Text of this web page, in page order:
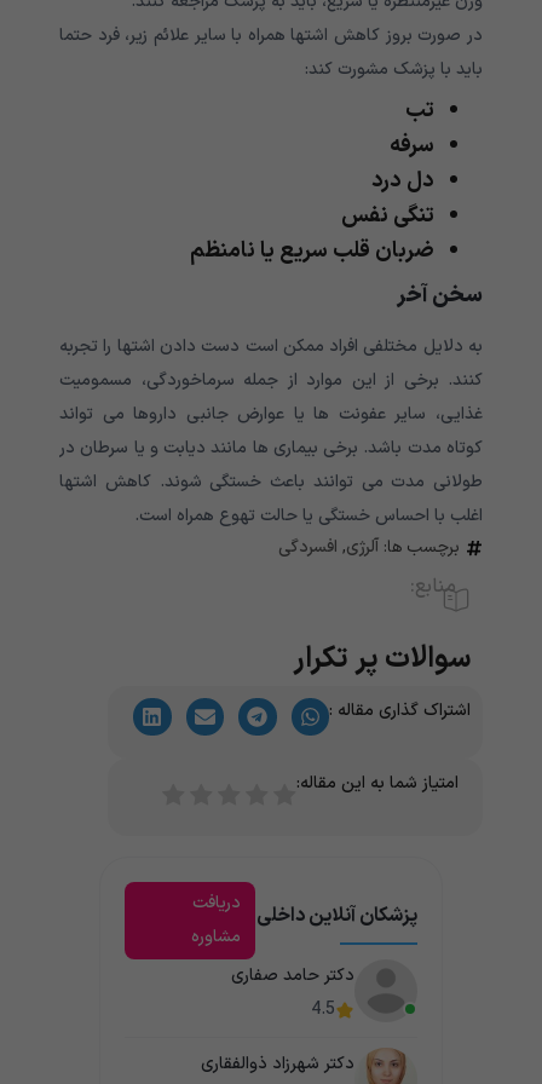
در صورت بروز کاهش اشتها همراه با سایر علائم زیر، فرد حتما
باید با پزشک مشورت کند:
تب
سرفه
دل درد
تنگی نفس
ضربان قلب سریع یا نامنظم
سخن آخر
به دلایل مختلفی افراد ممکن است دست دادن اشتها را تجربه
کنند. برخی از این موارد از جمله سرماخوردگی، مسمومیت
غذایی، سایر عفونت ها یا عوارض جانبی داروها می تواند
کوتاه مدت باشد. برخی بیماری ها مانند دیابت و یا سرطان در
طولانی مدت می توانند باعث خستگی شوند. کاهش اشتها
اغلب با احساس خستگی یا حالت تهوع همراه است.
برچسب ها: آلرژی, افسردگی
منابع:
سوالات پر تکرار
اشتراک گذاری مقاله :
امتیاز شما به این مقاله:
پزشکان آنلاین داخلی
دریافت
مشاوره
دکتر حامد صفاری
4.5
دکتر شهرزاد ذوالفقاری